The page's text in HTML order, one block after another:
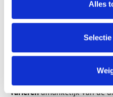
Alles
Wanneer de
wordt het subsidiebedrag
een week
variërenafhankelijk van de